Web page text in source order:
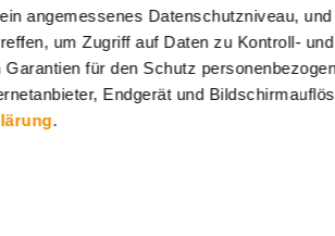
angemessenes Datenschutzniveau,
um Zugriff auf Daten zu Kontroll-
Garantien für den Schutz
Endgerät und
.